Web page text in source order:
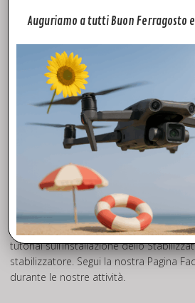
Fly to Discover, azienda leader nel
impeccabile servizio di assistenza
più quotati del mercato, mette a
scelta di ricambi originali DJI e Ricambi
trovare in pronta consegna quindi
spedizione in tutta Europa in 24h.
accessori (Dji Mavic mini Gimbal –
per i modelli: Phantom3 pro-advanced-
Advanced, Phantom4 pro. Mavic pro,
Mavic 2 Zoon, Mavic AIR, Mavic AIR 2.
2. Quello che non troverai sul sito,
troveremo il modo per soddisfare le
Visita il nostro canaleYouTubepotrai
tutorial sull’installazione dello
stabilizzatore. Segui la nostra Pagina
durante le nostre attività.
Auguriamo a tutti Buon Ferragosto